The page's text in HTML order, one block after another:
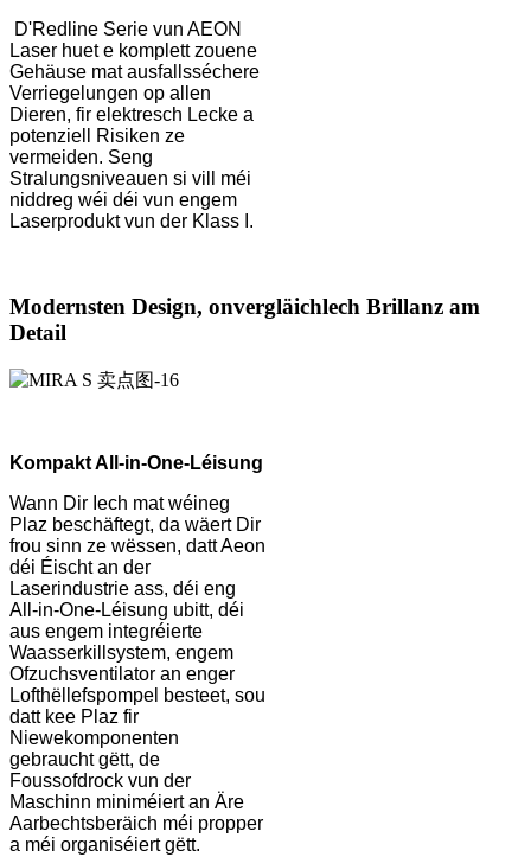
D'Redline Serie vun AEON
Laser huet e komplett zouene
Gehäuse mat ausfallsséchere
Verriegelungen op allen
Dieren, fir elektresch Lecke a
potenziell Risiken ze
vermeiden. Seng
Stralungsniveauen si vill méi
niddreg wéi déi vun engem
Laserprodukt vun der Klass I.
Modernsten Design, onvergläichlech Brillanz am
Detail
Kompakt All-in-One-Léisung
Wann Dir Iech mat wéineg
Plaz beschäftegt, da wäert Dir
frou sinn ze wëssen, datt Aeon
déi Éischt an der
Laserindustrie ass, déi eng
All-in-One-Léisung ubitt, déi
aus engem integréierte
Waasserkillsystem, engem
Ofzuchsventilator an enger
Lofthëllefspompel besteet, sou
datt kee Plaz fir
Niewekomponenten
gebraucht gëtt, de
Foussofdrock vun der
Maschinn miniméiert an Äre
Aarbechtsberäich méi propper
a méi organiséiert gëtt.